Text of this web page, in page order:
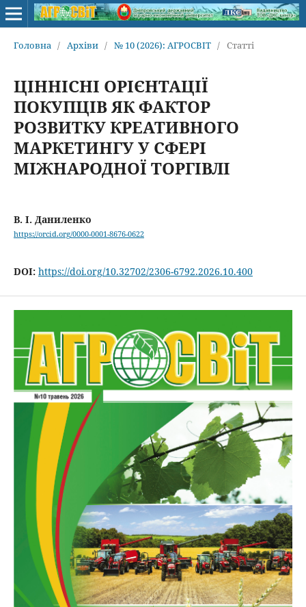
Головна / Архіви / № 10 (2026): АГРОСВІТ / Статті
ЦІННІСНІ ОРІЄНТАЦІЇ
ПОКУПЦІВ ЯК ФАКТОР
РОЗВИТКУ КРЕАТИВНОГО
МАРКЕТИНГУ У СФЕРІ
МІЖНАРОДНОЇ ТОРГІВЛІ
В. І. Даниленко
https://orcid.org/0000-0001-8676-0622
DOI: https://doi.org/10.32702/2306-6792.2026.10.400